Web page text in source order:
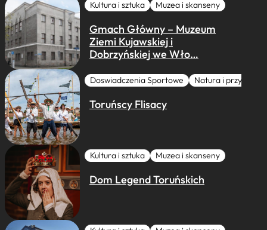
Kultura i sztuka Muzea i skanseny
Gmach Główny – Muzeum
Ziemi Kujawskiej i
Dobrzyńskiej we Wło…
Doswiadczenia Sportowe Natura i przygoda
Toruńscy Flisacy
Kultura i sztuka Muzea i skanseny
Dom Legend Toruńskich